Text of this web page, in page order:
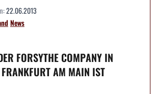
22.06.2013
News
FORSYTHE COMPANY IN
FRANKFURT AM MAIN IST